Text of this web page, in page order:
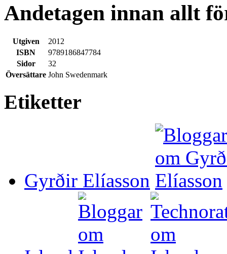
Andetagen innan allt
Utgiven
2012
ISBN
9789186847784
Sidor
32
Översättare John Swedenmark
Etiketter
Gyrðir Elíasson